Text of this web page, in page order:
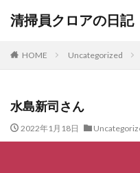
清掃員クロアの日記
HOME Uncategorized
水島新司さん
2022年1月18日